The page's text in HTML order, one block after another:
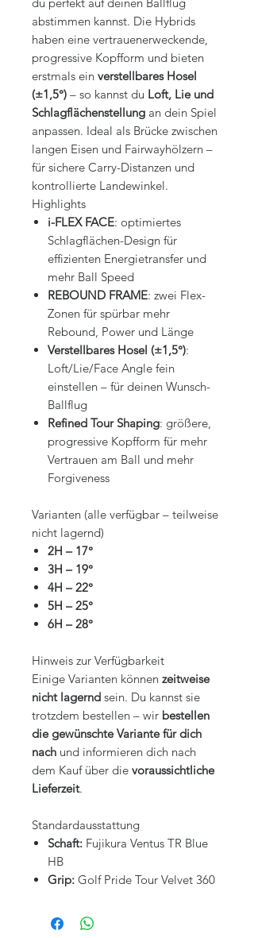
abstimmen kannst. Die Hybrids
haben eine vertrauenerweckende,
progressive Kopfform und bieten
erstmals ein verstellbares Hosel
(±1,5°) – so kannst du Loft, Lie und
Schlagflächenstellung an dein Spiel
anpassen. Ideal als Brücke zwischen
langen Eisen und Fairwayhölzern –
für sichere Carry-Distanzen und
kontrollierte Landewinkel.
Highlights
i-FLEX FACE: optimiertes
Schlagflächen-Design für
effizienten Energietransfer und
mehr Ball Speed
REBOUND FRAME: zwei Flex-
Zonen für spürbar mehr
Rebound, Power und Länge
Verstellbares Hosel (±1,5°):
Loft/Lie/Face Angle fein
einstellen – für deinen Wunsch-
Ballflug
Refined Tour Shaping: größere,
progressive Kopfform für mehr
Vertrauen am Ball und mehr
Forgiveness
Varianten (alle verfügbar – teilweise
nicht lagernd)
2H – 17°
3H – 19°
4H – 22°
5H – 25°
6H – 28°
Hinweis zur Verfügbarkeit
Einige Varianten können zeitweise
nicht lagernd sein. Du kannst sie
trotzdem bestellen – wir bestellen
die gewünschte Variante für dich
nach und informieren dich nach
dem Kauf über die voraussichtliche
Lieferzeit.
Standardausstattung
Schaft: Fujikura Ventus TR Blue
HB
Grip: Golf Pride Tour Velvet 360